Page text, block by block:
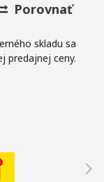
Porovnať
skladu sa
predajnej ceny.